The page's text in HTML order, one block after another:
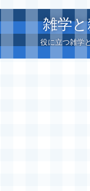
雑学
役に立つ雑学